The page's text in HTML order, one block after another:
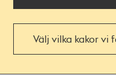
Välj vilka kakor vi